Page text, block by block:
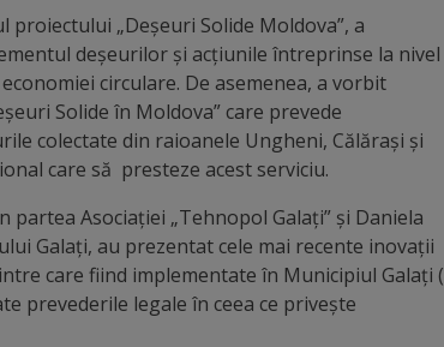
„Deșeuri Solide Moldova”, a
deșeurilor și acțiunile întreprinse la nivel
circulare. De asemenea, a vorbit
Solide în Moldova” care prevede
colectate din raioanele Ungheni, Călărași și
care să presteze acest serviciu.
Asociației „Tehnopol Galați” și Daniela
Galați, au prezentat cele mai recente inovații
care fiind implementate în Municipiul Galați (
prevederile legale în ceea ce privește